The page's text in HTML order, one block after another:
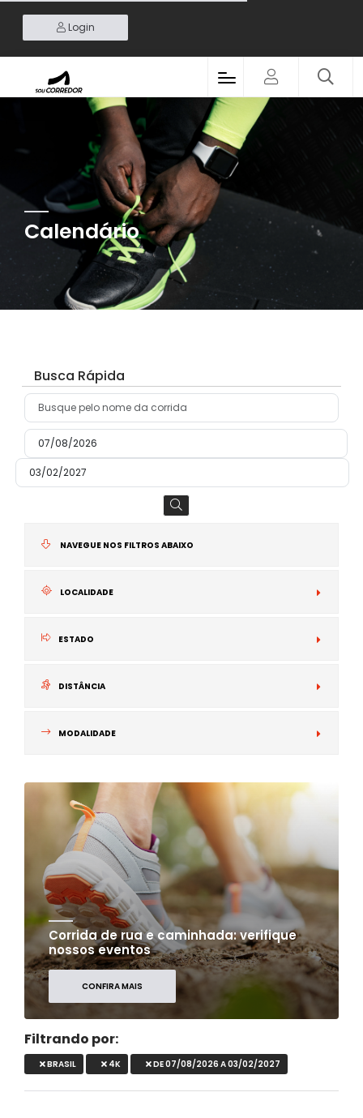
Login
Calendário
Busca Rápida
NAVEGUE NOS FILTROS ABAIXO
LOCALIDADE
ESTADO
DISTÂNCIA
MODALIDADE
Corrida de rua e caminhada: verifique
nossos eventos
CONFIRA MAIS
Filtrando por:
BRASIL 4K DE 07/08/2026 A 03/02/2027